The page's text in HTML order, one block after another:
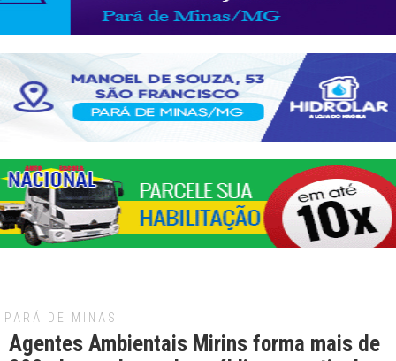
PARÁ DE MINAS
Agentes Ambientais Mirins forma mais de